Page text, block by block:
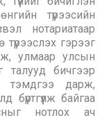
түрээсийн
нотариатаар
түрээслэх гэрээг
улмаар улсын
талууд бичгээр
тэмдгээ дарж,
бүртгүүлж байгаа
нотлох ач